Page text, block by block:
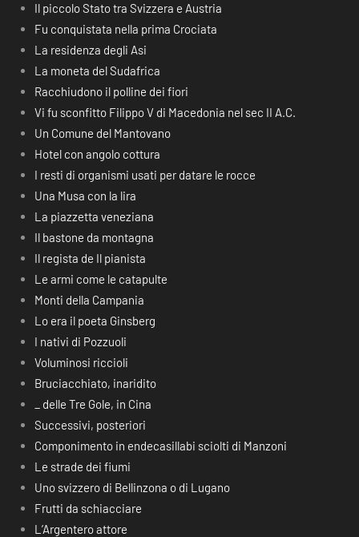
Il piccolo Stato tra Svizzera e Austria
Fu conquistata nella prima Crociata
La residenza degli Asi
La moneta del Sudafrica
Racchiudono il polline dei fiori
Vi fu sconfitto Filippo V di Macedonia nel sec II A.C.
Un Comune del Mantovano
Hotel con angolo cottura
I resti di organismi usati per datare le rocce
Una Musa con la lira
La piazzetta veneziana
Il bastone da montagna
Il regista de Il pianista
Le armi come le catapulte
Monti della Campania
Lo era il poeta Ginsberg
I nativi di Pozzuoli
Voluminosi riccioli
Bruciacchiato, inaridito
_ delle Tre Gole, in Cina
Successivi, posteriori
Componimento in endecasillabi sciolti di Manzoni
Le strade dei fiumi
Uno svizzero di Bellinzona o di Lugano
Frutti da schiacciare
L’Argentero attore